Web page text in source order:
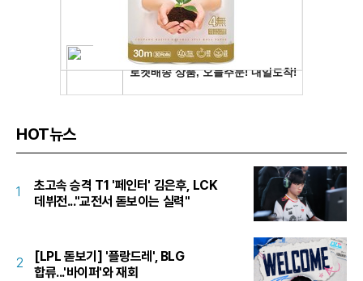
HOT뉴스
1
초고속 승격 T1 '페인터' 김은후, LCK
데뷔전..."교전서 돋보이는 실력"
2
[LPL 돋보기] '플랑드레', BLG
합류...'바이퍼'와 재회